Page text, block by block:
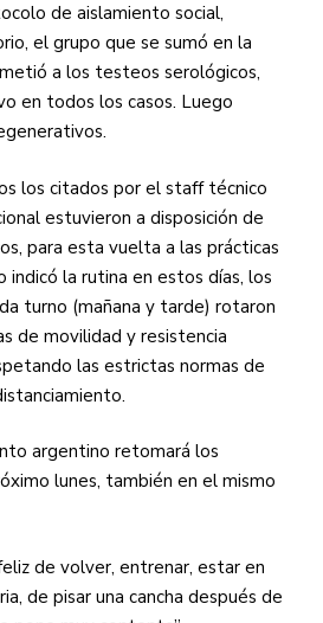
de aislamiento social,
el grupo que se sumó en la
a los testeos serológicos,
en todos los casos. Luego
los citados por el staff técnico
estuvieron a disposición de
para esta vuelta a las prácticas
indicó la rutina en estos días, los
turno (mañana y tarde) rotaron
de movilidad y resistencia
las estrictas normas de
argentino retomará los
lunes, también en el mismo
de volver, entrenar, estar en
de pisar una cancha después de